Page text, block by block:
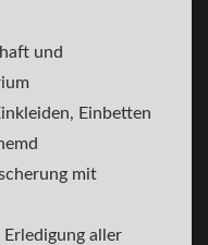
und
Einbetten
mit
aller